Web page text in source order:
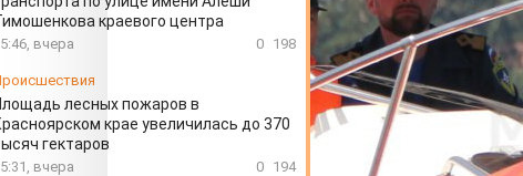
краевого центра
вчера 0 198
лесных пожаров в
крае увеличилась до 370
гектаров
вчера 0 194